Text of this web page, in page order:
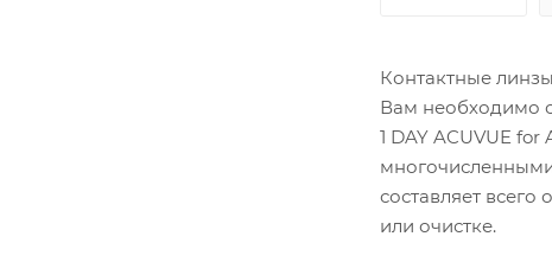
Контактные
Вам необходимо
1 DAY ACUVUE
составляет
или очистке.